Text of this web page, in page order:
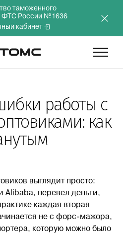
таможенного
ФТС России №1636
кабинет
работы с
как
выглядит просто:
Alibaba, перевел деньги,
каждая вторая
не с форс-мажора,
которую можно было